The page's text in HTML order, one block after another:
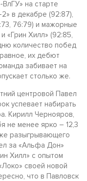
на старте
в декабре (92:87),
76:79) и мажорные
«Грин Хилл» (92:85,
количество побед
их дебют
забивает на
столько же.
центровой Павел
успевает набирать
Кирилл Чернояров,
не менее ярко – 12,3
разыгрывающего
за «Альфа Дон»
Хилл» с опытом
своей новой
что в Павловск